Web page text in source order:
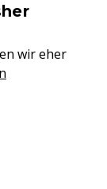
wir eher